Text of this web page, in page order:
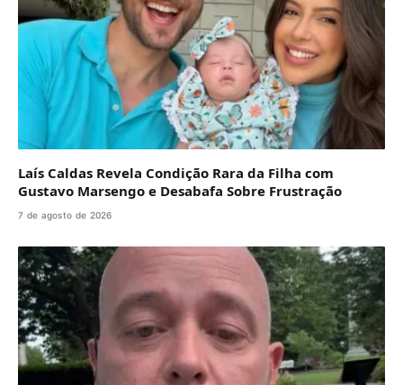
Laís Caldas Revela Condição Rara da Filha com
Gustavo Marsengo e Desabafa Sobre Frustração
7 de agosto de 2026